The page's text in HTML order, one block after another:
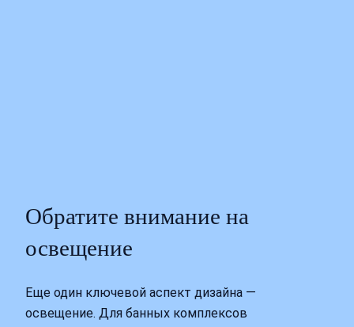
Обратите внимание на
освещение
Еще один ключевой аспект дизайна —
освещение. Для банных комплексов